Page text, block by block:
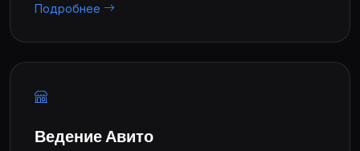
Подробнее
Ведение Авито